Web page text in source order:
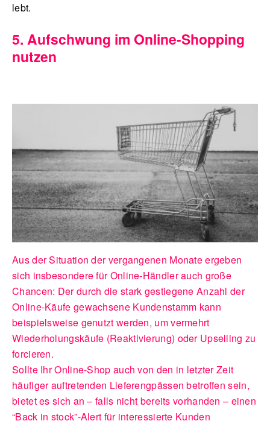
lebt.
5. Aufschwung im Online-Shopping
nutzen
Aus der Situation der vergangenen Monate ergeben
sich insbesondere für Online-Händler auch große
Chancen: Der durch die stark gestiegene Anzahl der
Online-Käufe gewachsene Kundenstamm kann
beispielsweise genutzt werden, um vermehrt
Wiederholungskäufe (Reaktivierung) oder Upselling zu
forcieren.
Sollte Ihr Online-Shop auch von den in letzter Zeit
häufiger auftretenden Lieferengpässen betroffen sein,
bietet es sich an – falls nicht bereits vorhanden – einen
“Back in stock”-Alert für interessierte Kunden